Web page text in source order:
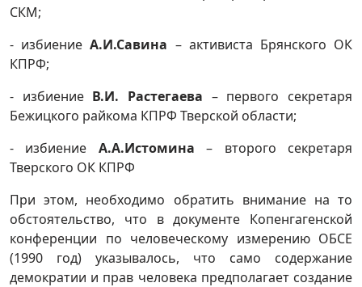
СКМ;
- избиениеА.И.Савина – активиста Брянского ОК
КПРФ;
- избиение В.И. Растегаева – первого секретаря
Бежицкого райкома КПРФ Тверской области;
- избиение А.А.Истомина – второго секретаря
Тверского ОК КПРФ
При этом, необходимо обратить внимание на то
обстоятельство, что в документе Копенгагенской
конференции по человеческому измерению ОБСЕ
(1990 год) указывалось, что само содержание
демократии и прав человека предполагает создание